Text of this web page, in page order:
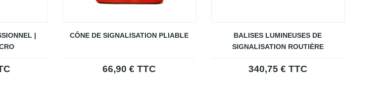
|
CÔNE DE SIGNALISATION PLIABLE
66,90 € TTC
BALISES LUMINEUSES DE
SIGNALISATION ROUTIÈRE
340,75 € TTC